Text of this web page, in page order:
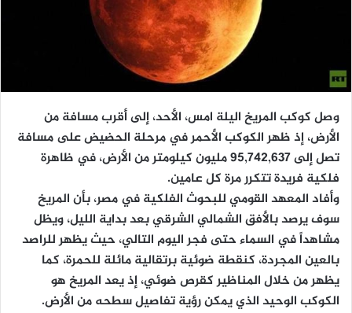
وصل كوكب المريخ اليلة امس، الأحد، إلى أقرب مسافة من
الأرض، إذ ظهر الكوكب الأحمر في مرحلة الحضيض على مسافة
تصل إلى 95,742,637 مليون كيلومتر من الأرض، في ظاهرة
فلكية فريدة تتكرر مرة كل عامين.
وأفاد المعهد القومي للبحوث الفلكية في مصر، بأن المريخ
سوف يرصد بالأفق الشمالي الشرقي بعد بداية الليل، ويظل
مشاهداً في السماء حتى فجر اليوم التالي، حيث يظهر للراصد
بالعين المجردة، كنقطة ضوئية برتقالية مائلة للحمرة، كما
يظهر من خلال المناظير كقرص ضوئي، إذ يعد المريخ هو
الكوكب الوحيد الذي يمكن رؤية تفاصيل سطحه من الأرض.